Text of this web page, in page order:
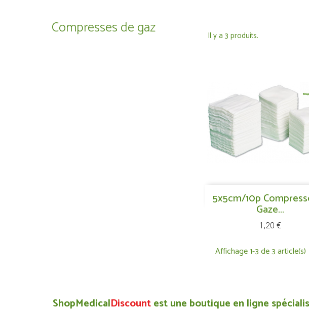
Compresses de gaz Il y a 3 produits.
5x5cm/10p
Gaze...
Prix
1,20 €
Aperçu rapide
Affichage 1-3 de 3 article(s)
ShopMedicalDiscountest une boutique en ligne